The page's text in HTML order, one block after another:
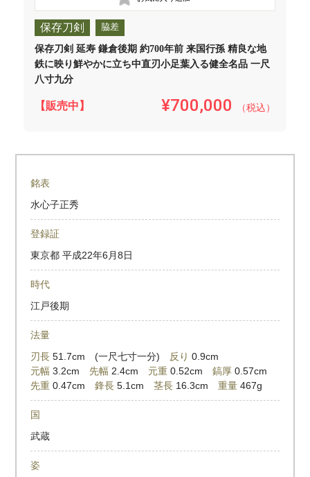
保存刀剣 脇差
保存刀剣 延寿 鎌倉後期 約700年前 来国行孫 精良な地
鉄に映り鮮やかに立ち中直刃小足葉入る健全名品 一尺
八寸九分
【販売中】 ¥700,000 （税込）
銘表
水心子正秀
登録証
東京都 平成22年6月8日
時代
江戸後期
法量
刃長 51.7cm (一尺七寸一分) 反り 0.9cm
元幅 3.2cm 先幅 2.4cm 元重 0.52cm鎬厚 0.57cm
先重 0.47cm鋒長 5.1cm茎長 16.3cm重量 467g
国
武蔵
姿